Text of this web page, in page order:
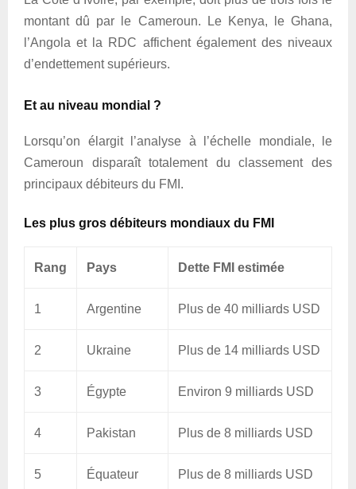
montant dû par le Cameroun. Le Kenya, le Ghana,
l’Angola et la RDC affichent également des niveaux
d’endettement supérieurs.
Et au niveau mondial ?
Lorsqu’on élargit l’analyse à l’échelle mondiale, le
Cameroun disparaît totalement du classement des
principaux débiteurs du FMI.
Les plus gros débiteurs mondiaux du FMI
Rang Pays Dette FMI estimée
1 Argentine Plus de 40 milliards USD
2 Ukraine Plus de 14 milliards USD
3 Égypte Environ 9 milliards USD
4 Pakistan Plus de 8 milliards USD
5 Équateur Plus de 8 milliards USD